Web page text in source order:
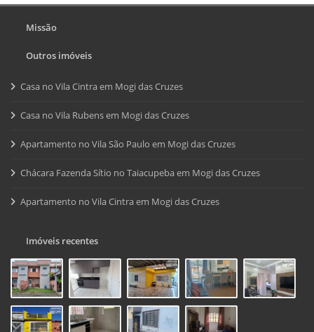
Missão
Outros imóveis
Casa no Vila Cintra em Mogi das Cruzes
Casa no Vila Rubens em Mogi das Cruzes
Apartamento no Vila São Paulo em Mogi das Cruzes
Chácara Fazenda Sítio no Taiacupeba em Mogi das Cruzes
Apartamento no Vila Cintra em Mogi das Cruzes
Imóveis recentes